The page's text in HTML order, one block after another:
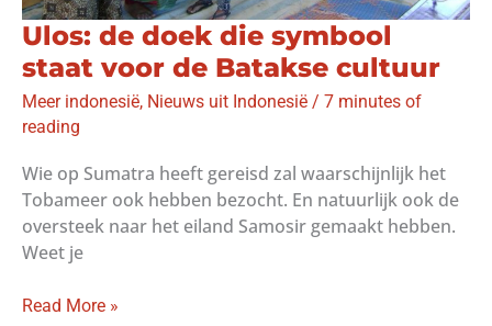
Ulos: de doek die symbool
staat voor de Batakse cultuur
Meer indonesië, Nieuws uit Indonesië / 7 minutes of
reading
Wie op Sumatra heeft gereisd zal waarschijnlijk het
Tobameer ook hebben bezocht. En natuurlijk ook de
oversteek naar het eiland Samosir gemaakt hebben.
Weet je
Ulos:
Read More »